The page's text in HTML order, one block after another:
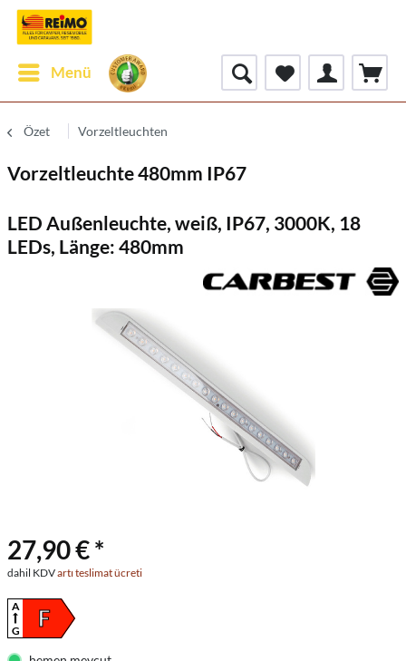
Menü
Özet Vorzeltleuchten
Vorzeltleuchte 480mm IP67
LED Außenleuchte, weiß, IP67, 3000K, 18
LEDs, Länge: 480mm
27,90 € *
dahil KDVartı teslimat ücreti
F
A
G